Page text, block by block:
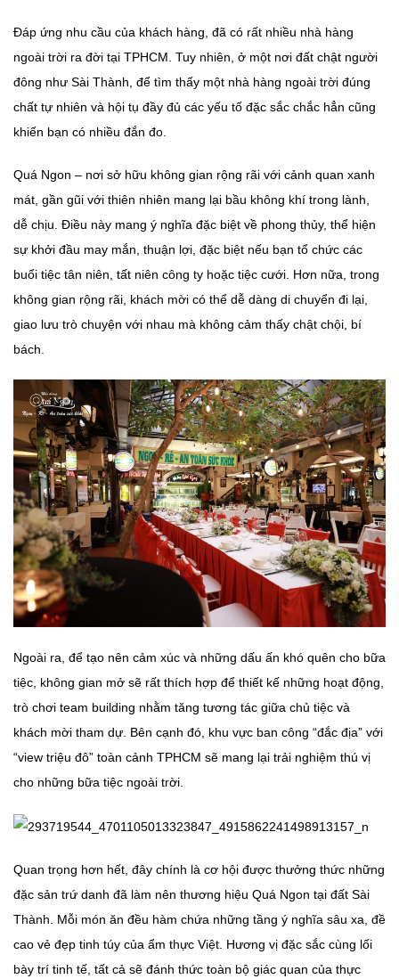
Đáp ứng nhu cầu của khách hàng, đã có rất nhiều nhà hàng
ngoài trời ra đời tại TPHCM. Tuy nhiên, ở một nơi đất chật người
đông như Sài Thành, để tìm thấy một nhà hàng ngoài trời đúng
chất tự nhiên và hội tụ đầy đủ các yếu tố đặc sắc chắc hẳn cũng
khiến bạn có nhiều đắn đo.
Quá Ngon – nơi sở hữu không gian rộng rãi với cảnh quan xanh
mát, gần gũi với thiên nhiên mang lại bầu không khí trong lành,
dễ chịu. Điều này mang ý nghĩa đặc biệt về phong thủy, thể hiện
sự khởi đầu may mắn, thuận lợi, đặc biệt nếu bạn tổ chức các
buổi tiệc tân niên, tất niên công ty hoặc tiệc cưới. Hơn nữa, trong
không gian rộng rãi, khách mời có thể dễ dàng di chuyển đi lại,
giao lưu trò chuyện với nhau mà không cảm thấy chật chội, bí
bách.
Ngoài ra, để tạo nên cảm xúc và những dấu ấn khó quên cho bữa
tiệc, không gian mở sẽ rất thích hợp để thiết kế những hoạt động,
trò chơi team building nhằm tăng tương tác giữa chủ tiệc và
khách mời tham dự. Bên cạnh đó, khu vực ban công “đắc địa” với
“view triệu đô” toàn cảnh TPHCM sẽ mang lại trải nghiệm thú vị
cho những bữa tiệc ngoài trời.
Quan trọng hơn hết, đây chính là cơ hội được thưởng thức những
đặc sản trứ danh đã làm nên thương hiệu Quá Ngon tại đất Sài
Thành. Mỗi món ăn đều hàm chứa những tầng ý nghĩa sâu xa, đề
cao vẻ đẹp tinh túy của ẩm thực Việt. Hương vị đặc sắc cùng lối
bày trí tinh tế, tất cả sẽ đánh thức toàn bộ giác quan của thực